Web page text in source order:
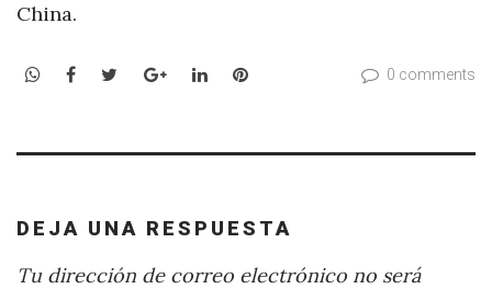
China.
WhatsApp
Facebook
TwitterGoogle+LinkedInPinterest 0 comments
DEJA UNA RESPUESTA
Tu dirección de correo electrónico no será